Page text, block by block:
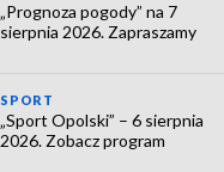
„Prognoza pogody” na 7
sierpnia 2026. Zapraszamy
SPORT
„Sport Opolski” – 6 sierpnia
2026. Zobacz program